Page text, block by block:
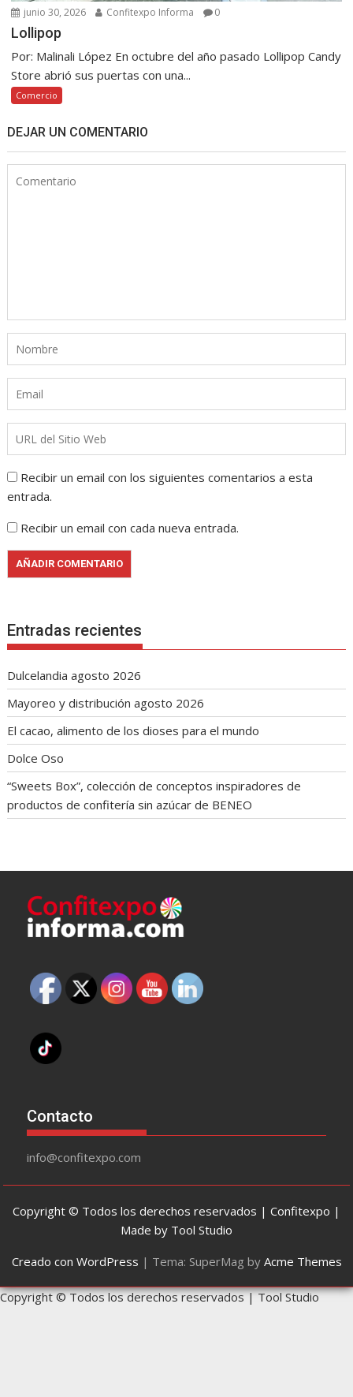
junio 30, 2026 Confitexpo Informa 0
Lollipop
Por: Malinali López En octubre del año pasado Lollipop Candy
Store abrió sus puertas con una...
Comercio
DEJAR UN COMENTARIO
Recibir un email con los siguientes comentarios a esta
entrada.
Recibir un email con cada nueva entrada.
Entradas recientes
Dulcelandia agosto 2026
Mayoreo y distribución agosto 2026
El cacao, alimento de los dioses para el mundo
Dolce Oso
“Sweets Box”, colección de conceptos inspiradores de
productos de confitería sin azúcar de BENEO
Contacto
info@confitexpo.com
Copyright © Todos los derechos reservados | Confitexpo |
Made by Tool Studio
Creado con WordPress | Tema: SuperMag by Acme Themes
Copyright © Todos los derechos reservados | Tool Studio